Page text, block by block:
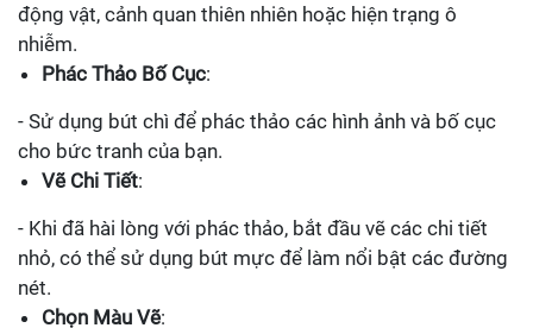
động vật, cảnh quan thiên nhiên hoặc hiện trạng ô
nhiễm.
Phác Thảo Bố Cục:
- Sử dụng bút chì để phác thảo các hình ảnh và bố cục
cho bức tranh của bạn.
Vẽ Chi Tiết:
- Khi đã hài lòng với phác thảo, bắt đầu vẽ các chi tiết
nhỏ, có thể sử dụng bút mực để làm nổi bật các đường
nét.
Chọn Màu Vẽ: